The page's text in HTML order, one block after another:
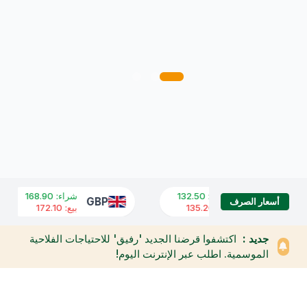
أسعار الصرفUSD شراء:
132.50
بيع:
135.20
GBP شراء:
168.90
بيع:
172.10
جديد : اكتشفوا قرضنا الجديد 'رفيق' للاحتياجات الفلاحية
الموسمية. اطلب عبر الإنترنت اليوم!